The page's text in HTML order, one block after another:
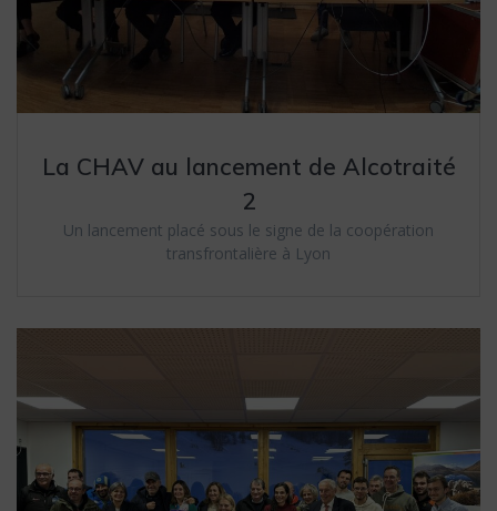
La CHAV au lancement de Alcotraité
2
Un lancement placé sous le signe de la coopération
transfrontalière à Lyon